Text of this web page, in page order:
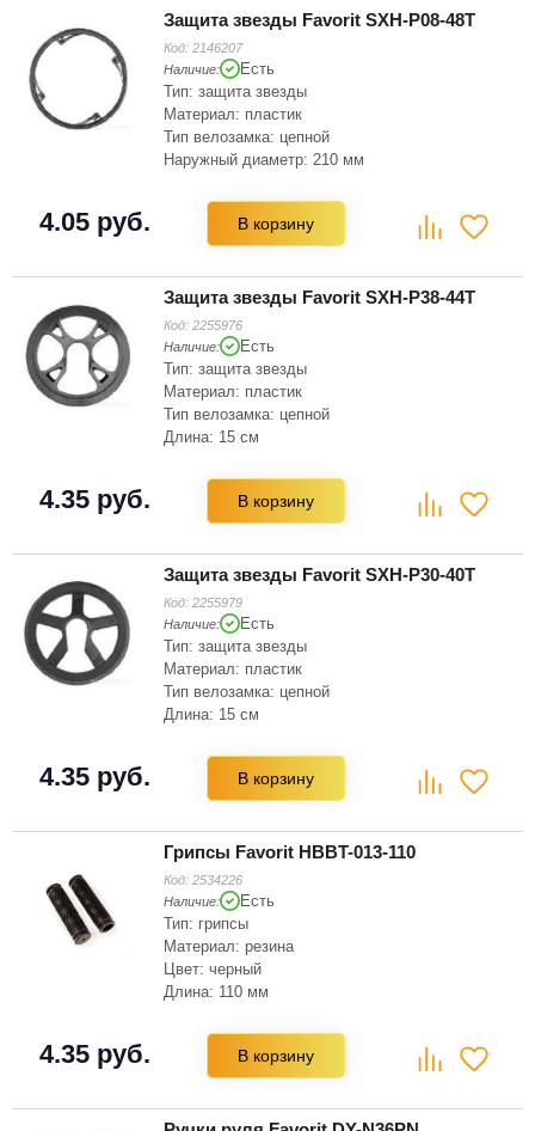
Защита звезды Favorit SXH-P08-48T
Код: 2146207
Наличие:
Есть
Тип: защита звезды
Материал: пластик
Тип велозамка: цепной
Наружный диаметр: 210 мм
Зубьев на звёздочке: 48
4.05 руб. В корзину
Защита звезды Favorit SXH-P38-44T
Код: 2255976
Наличие:
Есть
Тип: защита звезды
Материал: пластик
Тип велозамка: цепной
Длина: 15 см
Цвет: черный
Зубьев на звёздочке: 44
4.35 руб. В корзину
Защита звезды Favorit SXH-P30-40T
Код: 2255979
Наличие:
Есть
Тип: защита звезды
Материал: пластик
Тип велозамка: цепной
Длина: 15 см
Цвет: черный
Зубьев на звёздочке: 40
4.35 руб. В корзину
Грипсы Favorit HBBT-013-110
Код: 2534226
Наличие:
Есть
Тип: грипсы
Материал: резина
Цвет: черный
Длина: 110 мм
4.35 руб. В корзину